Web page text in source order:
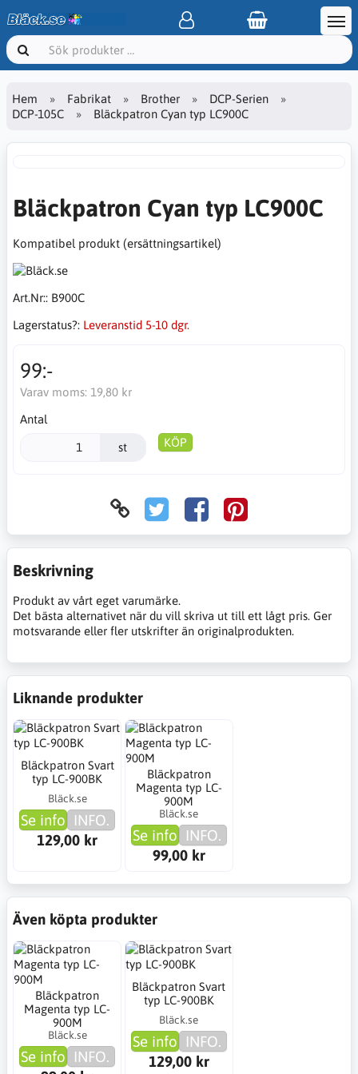
Hem Fabrikat Brother
DCP-Serien
DCP-105C
Bläckpatron Cyan typ LC900C
Bläckpatron Cyan typ LC900C
Kompatibel produkt (ersättningsartikel)
Art.Nr:: B900C
Lagerstatus?: Leveranstid 5-10 dgr.
99:-
Varav moms: 19,80 kr
Antal
st KÖP
Beskrivning
Produkt av vårt eget varumärke.
Det bästa alternativet när du vill skriva ut till ett lågt pris. Ger
motsvarande eller fler utskrifter än originalprodukten.
Liknande produkter
Bläckpatron Svart
typ LC-900BK
Bläck.se
Se info INFO.
129,00 kr
Bläckpatron
Magenta typ LC-
900M
Bläck.se
Se info INFO.
99,00 kr
Även köpta produkter
Bläckpatron
Magenta typ LC-
900M
Bläck.se
Se info INFO.
Bläckpatron Svart
typ LC-900BK
Bläck.se
Se info INFO.
129,00 kr